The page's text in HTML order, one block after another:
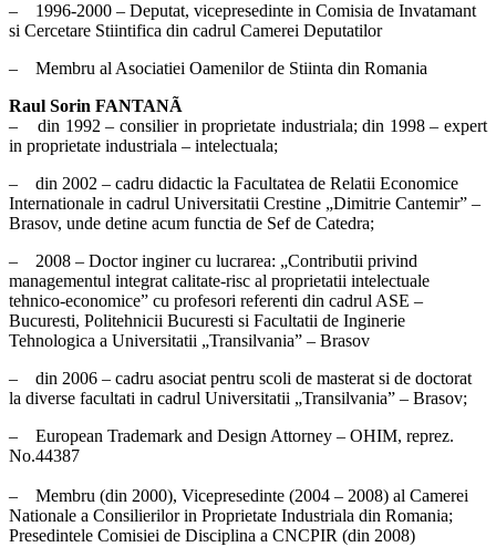
– 1996-2000 – Deputat, vicepresedinte in Comisia de Invatamant
si Cercetare Stiintifica din cadrul Camerei Deputatilor
– Membru al Asociatiei Oamenilor de Stiinta din Romania
Raul Sorin FANTANÃ
– din 1992 – consilier in proprietate industriala; din 1998 – expert
in proprietate industriala – intelectuala;
– din 2002 – cadru didactic la Facultatea de Relatii Economice
Internationale in cadrul Universitatii Crestine „Dimitrie Cantemir” –
Brasov, unde detine acum functia de Sef de Catedra;
– 2008 – Doctor inginer cu lucrarea: „Contributii privind
managementul integrat calitate-risc al proprietatii intelectuale
tehnico-economice” cu profesori referenti din cadrul ASE –
Bucuresti, Politehnicii Bucuresti si Facultatii de Inginerie
Tehnologica a Universitatii „Transilvania” – Brasov
– din 2006 – cadru asociat pentru scoli de masterat si de doctorat
la diverse facultati in cadrul Universitatii „Transilvania” – Brasov;
– European Trademark and Design Attorney – OHIM, reprez.
No.44387
– Membru (din 2000), Vicepresedinte (2004 – 2008) al Camerei
Nationale a Consilierilor in Proprietate Industriala din Romania;
Presedintele Comisiei de Disciplina a CNCPIR (din 2008)